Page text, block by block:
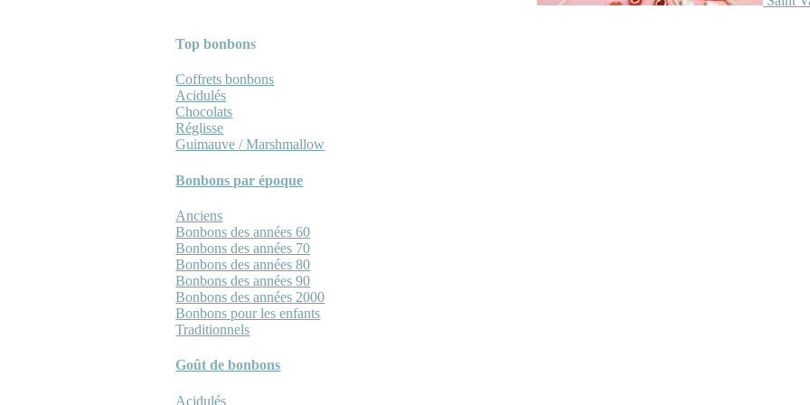
Top bonbons
Coffrets bonbons
Acidulés
Chocolats
Réglisse
Guimauve / Marshmallow
Bonbons par époque
Anciens
Bonbons des années 60
Bonbons des années 70
Bonbons des années 80
Bonbons des années 90
Bonbons des années 2000
Bonbons pour les enfants
Traditionnels
Goût de bonbons
Acidulés